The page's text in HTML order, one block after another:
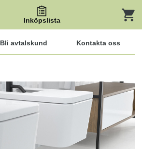
Inköpslista
Bli avtalskund Kontakta oss